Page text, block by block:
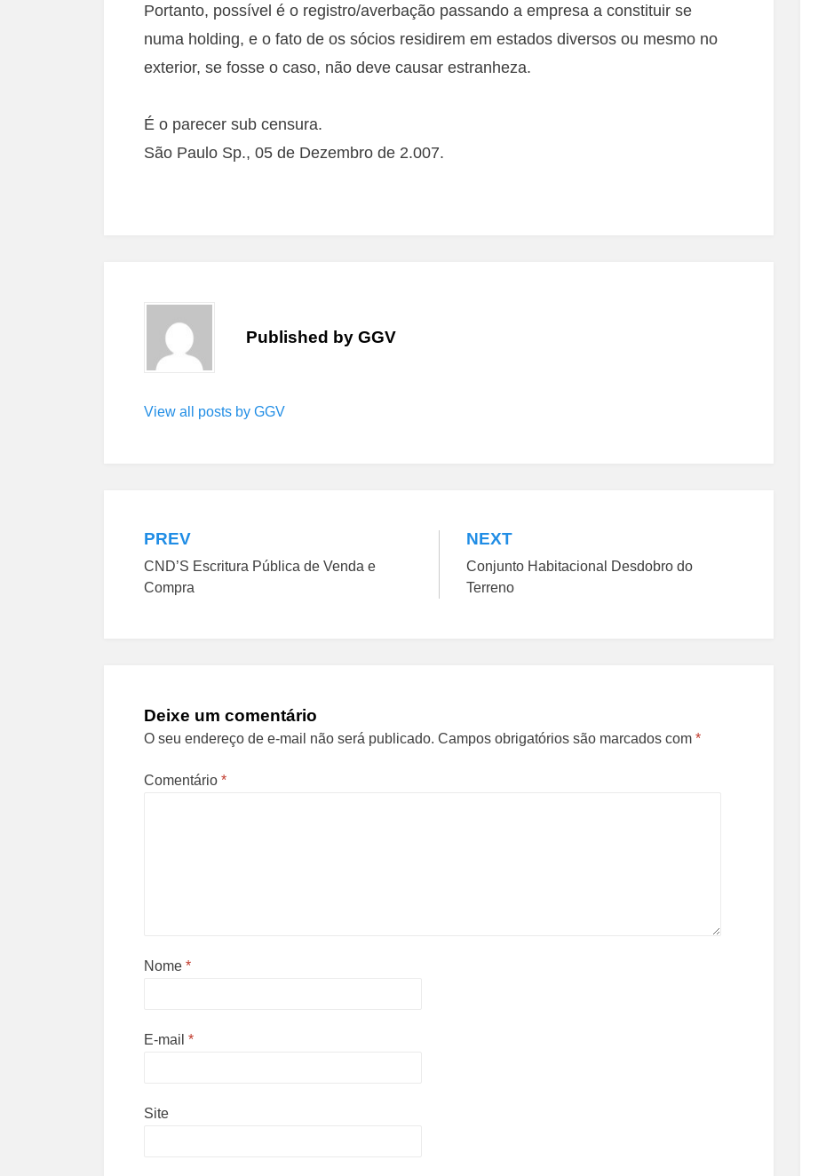
Portanto, possível é o registro/averbação passando a empresa a constituir se
numa holding, e o fato de os sócios residirem em estados diversos ou mesmo no
exterior, se fosse o caso, não deve causar estranheza.
É o parecer sub censura.
São Paulo Sp., 05 de Dezembro de 2.007.
Published by GGV
View all posts by GGV
Navegação
de
PREV
CND’S Escritura Pública de Venda e
Compra
NEXT
Conjunto Habitacional Desdobro do
Terreno
Deixe um comentário
O seu endereço de e-mail não será publicado. Campos obrigatórios são marcados com *
Comentário *
Nome *
E-mail *
Site